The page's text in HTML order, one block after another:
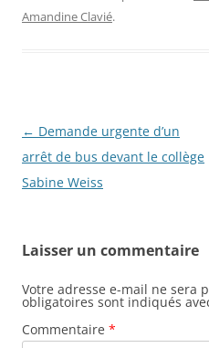
Amandine Clavié.
Navigation
des
articles
← Demande urgente d’un
arrêt de bus devant le collège
Sabine Weiss
Laisser un commentaire
Votre adresse e-mail ne sera
obligatoires sont indiqués
Commentaire *